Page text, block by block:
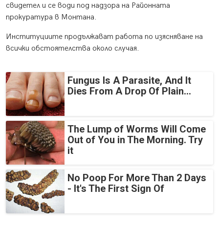
свидетел и се води под надзора на Районната
прокуратура в Монтана.
Институциите продължават работа по изясняване на
всички обстоятелства около случая.
Fungus Is A Parasite, And It
Dies From A Drop Of Plain...
The Lump of Worms Will Come
Out of You in The Morning. Try
it
No Poop For More Than 2 Days
- It's The First Sign Of